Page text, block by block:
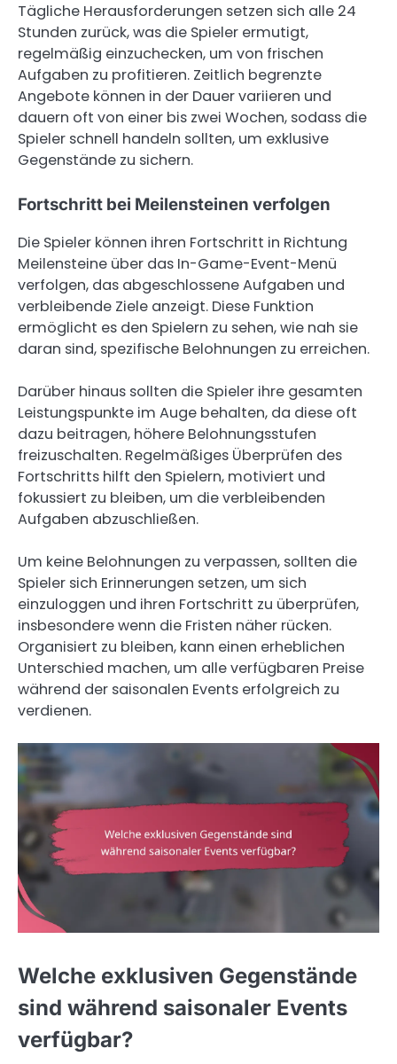
Tägliche Herausforderungen setzen sich alle 24
Stunden zurück, was die Spieler ermutigt,
regelmäßig einzuchecken, um von frischen
Aufgaben zu profitieren. Zeitlich begrenzte
Angebote können in der Dauer variieren und
dauern oft von einer bis zwei Wochen, sodass die
Spieler schnell handeln sollten, um exklusive
Gegenstände zu sichern.
Fortschritt bei Meilensteinen verfolgen
Die Spieler können ihren Fortschritt in Richtung
Meilensteine über das In-Game-Event-Menü
verfolgen, das abgeschlossene Aufgaben und
verbleibende Ziele anzeigt. Diese Funktion
ermöglicht es den Spielern zu sehen, wie nah sie
daran sind, spezifische Belohnungen zu erreichen.
Darüber hinaus sollten die Spieler ihre gesamten
Leistungspunkte im Auge behalten, da diese oft
dazu beitragen, höhere Belohnungsstufen
freizuschalten. Regelmäßiges Überprüfen des
Fortschritts hilft den Spielern, motiviert und
fokussiert zu bleiben, um die verbleibenden
Aufgaben abzuschließen.
Um keine Belohnungen zu verpassen, sollten die
Spieler sich Erinnerungen setzen, um sich
einzuloggen und ihren Fortschritt zu überprüfen,
insbesondere wenn die Fristen näher rücken.
Organisiert zu bleiben, kann einen erheblichen
Unterschied machen, um alle verfügbaren Preise
während der saisonalen Events erfolgreich zu
verdienen.
Welche exklusiven Gegenstände
sind während saisonaler Events
verfügbar?